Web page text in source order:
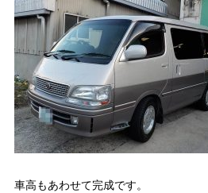
車高もあわせて完成です。